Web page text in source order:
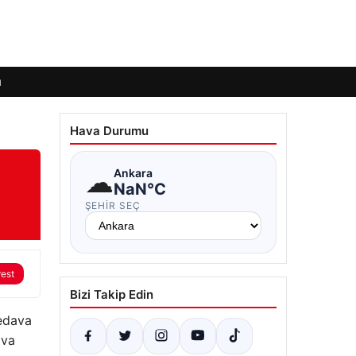
Hava Durumu
☁Ankara
NaN°C
ŞEHIR SEÇ
Bizi Takip Edin